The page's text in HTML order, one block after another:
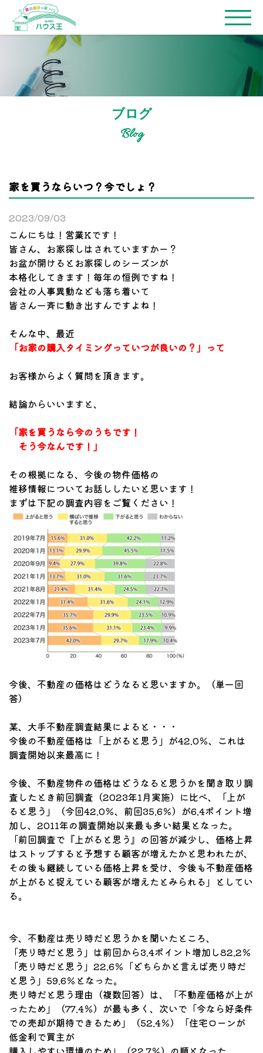
ブログ
Blog
家を買うならいつ？今でしょ？
2023/09/03
こんにちは！営業Kです！
皆さん、お家探しはされていますかー？
お盆が開けるとお家探しのシーズンが
本格化してきます！毎年の恒例ですね！
会社の人事異動なども落ち着いて
皆さん一斉に動き出すんですよね！
そんな中、最近
「お家の購入タイミングっていつが良いの？」って
お客様からよく質問を頂きます。
結論からいいますと、
「家を買うなら今のうちです！
そう今なんです！」
その根拠になる、今後の物件価格の
推移情報についてお話ししたいと思います！
まずは下記の調査内容をご覧ください！
今後、不動産の価格はどうなると思いますか。（単一回
答）
某、大手不動産調査結果によると・・・
今後の不動産価格は「上がると思う」が42.0％、これは
調査開始以来最高に！
今後、不動産物件の価格はどうなると思うかを聞き取り調
査したとき前回調査（2023年1月実施）に比べ、「上が
ると思う」（今回42.0％、前回35.6％）が6.4ポイント増
加し、2011年の調査開始以来最も多い結果となった。
「前回調査で『上がると思う』の回答が減少し、価格上昇
はストップすると予想する顧客が増えたかと思われたが、
その後も継続している価格上昇を受け、今後も不動産価格
が上がると捉えている顧客が増えたとみられる」としてい
る。
今、不動産は売り時だと思うかを聞いたところ、
「売り時だと思う」は前回から3.4ポイント増加し82.2％
「売り時だと思う」22.6％「どちらかと言えば売り時だ
と思う」59.6％となった。
売り時だと思う理由（複数回答）は、「不動産価格が上が
ったため」（77.4％）が最も多く、次いで「今なら好条件
での売却が期待できるため」（52.4％）「住宅ローンが
低金利で買主が